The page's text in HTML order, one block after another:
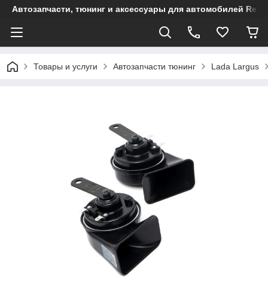
Автозапчасти, тюнинг и аксессуары для автомобилей
Товары и услуги Автозапчасти тюнинг Lada Largus